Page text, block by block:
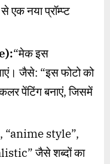
नया प्रॉम्प्ट
“मेक इस
जैसे: “इस फोटो को
पेंटिंग बनाएं, जिसमें
“anime style”,
जैसे शब्दों का